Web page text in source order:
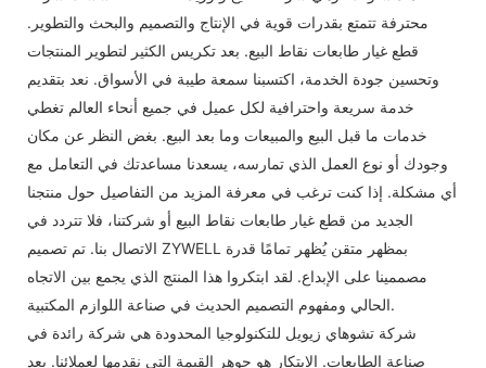
محترفة تتمتع بقدرات قوية في الإنتاج والتصميم والبحث والتطوير.
قطع غيار طابعات نقاط البيع. بعد تكريس الكثير لتطوير المنتجات
وتحسين جودة الخدمة، اكتسبنا سمعة طيبة في الأسواق. نعد بتقديم
خدمة سريعة واحترافية لكل عميل في جميع أنحاء العالم تغطي
خدمات ما قبل البيع والمبيعات وما بعد البيع. بغض النظر عن مكان
وجودك أو نوع العمل الذي تمارسه، يسعدنا مساعدتك في التعامل مع
أي مشكلة. إذا كنت ترغب في معرفة المزيد من التفاصيل حول منتجنا
الجديد من قطع غيار طابعات نقاط البيع أو شركتنا، فلا تتردد في
الاتصال بنا. تم تصميم ZYWELL بمظهر متقن يُظهر تمامًا قدرة
مصممينا على الإبداع. لقد ابتكروا هذا المنتج الذي يجمع بين الاتجاه
الحالي ومفهوم التصميم الحديث في صناعة اللوازم المكتبية.
شركة تشوهاي زيويل للتكنولوجيا المحدودة هي شركة رائدة في
صناعة الطابعات. الابتكار هو جوهر القيمة التي نقدمها لعملائنا. بعد